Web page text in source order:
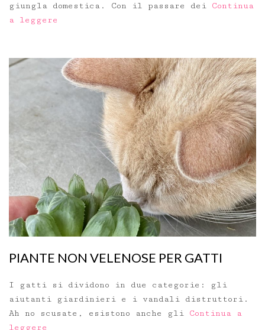
giungla domestica. Con il passare dei Continua
a leggere
PIANTE NON VELENOSE PER GATTI
I gatti si dividono in due categorie: gli
aiutanti giardinieri e i vandali distruttori.
Ah no scusate, esistono anche gli Continua a
leggere